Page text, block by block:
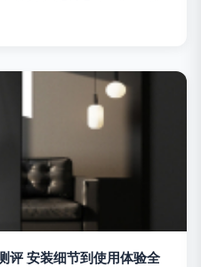
评 安装细节到使用体验全